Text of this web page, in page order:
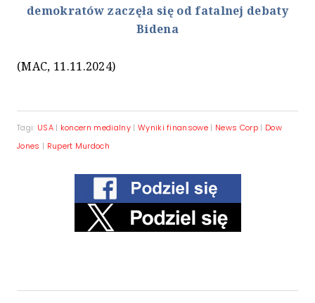
demokratów zaczęła się od fatalnej debaty
Bidena
(MAC, 11.11.2024)
Tagi: USA | koncern medialny| Wyniki finansowe | News Corp| Dow
Jones | Rupert Murdoch